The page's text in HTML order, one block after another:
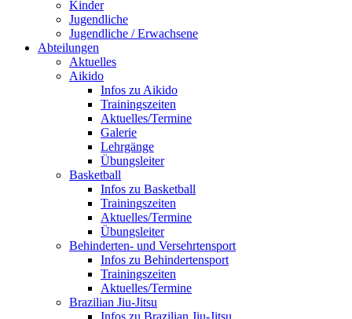
Kinder
Jugendliche
Jugendliche / Erwachsene
Abteilungen
Aktuelles
Aikido
Infos zu Aikido
Trainingszeiten
Aktuelles/Termine
Galerie
Lehrgänge
Übungsleiter
Basketball
Infos zu Basketball
Trainingszeiten
Aktuelles/Termine
Übungsleiter
Behinderten- und Versehrtensport
Infos zu Behindertensport
Trainingszeiten
Aktuelles/Termine
Brazilian Jiu-Jitsu
Infos zu Brazilian Jiu-Jitsu